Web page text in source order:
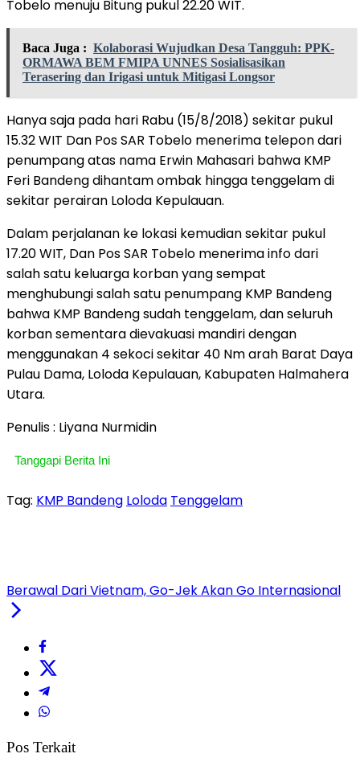
Tobelo menuju Bitung pukul 22.20 WIT.
Baca Juga : Kolaborasi Wujudkan Desa Tangguh: PPK-
ORMAWA BEM FMIPA UNNES Sosialisasikan
Terasering dan Irigasi untuk Mitigasi Longsor
Hanya saja pada hari Rabu (15/8/2018) sekitar pukul
15.32 WIT Dan Pos SAR Tobelo menerima telepon dari
penumpang atas nama Erwin Mahasari bahwa KMP
Feri Bandeng dihantam ombak hingga tenggelam di
sekitar perairan Loloda Kepulauan.
Dalam perjalanan ke lokasi kemudian sekitar pukul
17.20 WIT, Dan Pos SAR Tobelo menerima info dari
salah satu keluarga korban yang sempat
menghubungi salah satu penumpang KMP Bandeng
bahwa KMP Bandeng sudah tenggelam, dan seluruh
korban sementara dievakuasi mandiri dengan
menggunakan 4 sekoci sekitar 40 Nm arah Barat Daya
Pulau Dama, Loloda Kepulauan, Kabupaten Halmahera
Utara.
Penulis : Liyana Nurmidin
Tanggapi Berita Ini
Tag: KMP Bandeng Loloda Tenggelam
Berawal Dari Vietnam, Go-Jek Akan Go Internasional
Pos Terkait